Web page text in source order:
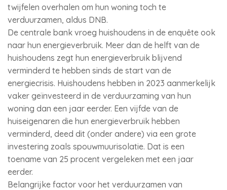
twijfelen overhalen om hun woning toch te
verduurzamen, aldus DNB.
De centrale bank vroeg huishoudens in de enquête ook
naar hun energieverbruik. Meer dan de helft van de
huishoudens zegt hun energieverbruik blijvend
verminderd te hebben sinds de start van de
energiecrisis. Huishoudens hebben in 2023 aanmerkelijk
vaker geïnvesteerd in de verduurzaming van hun
woning dan een jaar eerder. Een vijfde van de
huiseigenaren die hun energieverbruik hebben
verminderd, deed dit (onder andere) via een grote
investering zoals spouwmuurisolatie. Dat is een
toename van 25 procent vergeleken met een jaar
eerder.
Belangrijke factor voor het verduurzamen van